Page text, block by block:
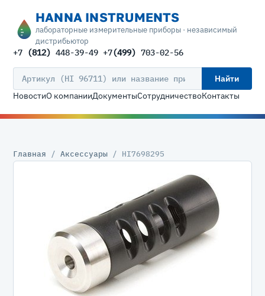
HANNA INSTRUMENTS
лабораторные измерительные приборы · независимый
дистрибьютор
+7 (812) 448-39-49 +7(499) 703-02-56
Найти
НовостиО компанииДокументыСотрудничествоКонтакты
Главная / Аксессуары / HI7698295